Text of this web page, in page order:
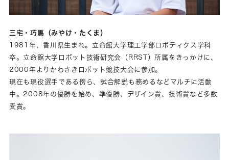
三宅・巧馬（みやけ・たくま）
1981年、香川県生まれ。立命館大学理工学部ロボティクス学科
卒。立命館大学ロボット技術研究会（RRST）所属をきっかけに、
2000年よりかわさきロボット競技大会に参加。
現在も現役選手である傍ら、試合解説も務めるなどマルチに活動
中。2008年の優勝を始め、準優勝、デザイン賞、技術賞など多数
受賞。